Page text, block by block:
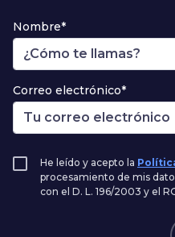
Nombre*
Correo electrónico*
He leído y acepto la
procesamiento de mis
con el D. L. 196/2003 y el